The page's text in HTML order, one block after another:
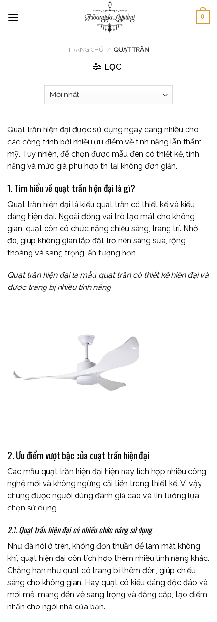
0
TRANG CHỦ / QUẠT TRẦN
LỌC
Quạt trần hiện đại được sử dụng ngày càng nhiều cho
các công trình bởi nhiều ưu điểm về tính năng lẫn thẩm
mỹ. Tuy nhiên, để chọn được mẫu đèn có thiết kế, tính
năng và mức giá phù hợp thì lại không đơn giản.
1. Tìm hiểu về quạt trần hiện đại là gì?
Quạt trần hiện đại là kiểu quạt trần có thiết kế và kiểu
dáng hiện đại. Ngoài đóng vai trò tạo mát cho không
gian, quạt còn có chức năng chiếu sáng, trang trí. Nhờ
đó, giúp không gian lắp đặt trở nên sáng sủa, rộng
thoáng và sang trọng, ấn tượng hơn.
Quạt trần hiện đại là mẫu quạt trần có thiết kế hiện đại và
được trang bị nhiều tính năng
2. Ưu điểm vượt bậc của quạt trần hiện đại
Các mẫu quạt trần hiện đại hiện nay tích hợp nhiều công
nghệ mới và không ngừng cải tiến trong thiết kế. Vì vậy,
chúng được người dùng đánh giá cao và tin tưởng lựa
chọn sử dụng
2.1. Quạt trần hiện đại có nhiều chức năng sử dụng
Như đã nói ở trên, không đơn thuần để làm mát không
khí, quạt hiện đại còn tích hợp thêm nhiều tính năng khác.
Chẳng hạn như quạt có trang bị thêm đèn, giúp chiếu
sáng cho không gian. Hay quạt có kiểu dáng độc đáo và
mới mẻ, mang đến vẻ sang trọng và đẳng cấp, tạo điểm
nhấn cho ngôi nhà của bạn.